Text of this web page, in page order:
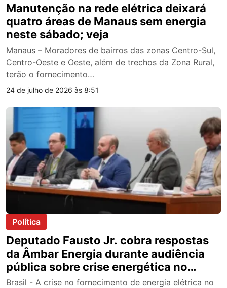
Manutenção na rede elétrica deixará
quatro áreas de Manaus sem energia
neste sábado; veja
Manaus – Moradores de bairros das zonas Centro-Sul,
Centro-Oeste e Oeste, além de trechos da Zona Rural,
terão o fornecimento…
24 de julho de 2026 às 8:51
Política
Deputado Fausto Jr. cobra respostas
da Âmbar Energia durante audiência
pública sobre crise energética no
Amazonas
Brasil - A crise no fornecimento de energia elétrica no